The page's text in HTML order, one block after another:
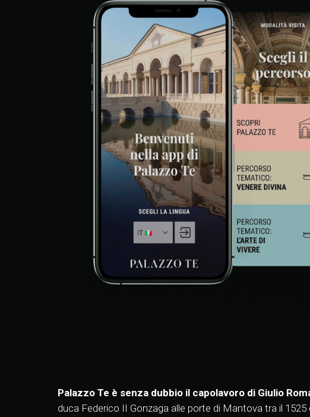
Palazzo Te è senza dubbio il capolavoro di Giulio
duca Federico II Gonzaga alle porte di Mantova tra il